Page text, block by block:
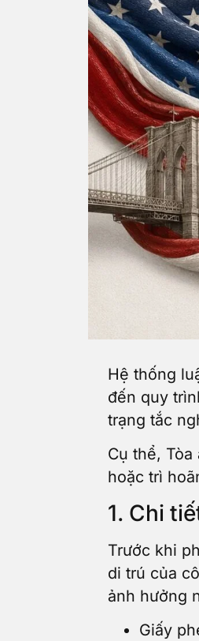
Hệ thống
đến quy
trạng tắc
Cụ thể,
hoặc trì
1. Chi
Trước khi
di trú của
ảnh hưởng
Giấy